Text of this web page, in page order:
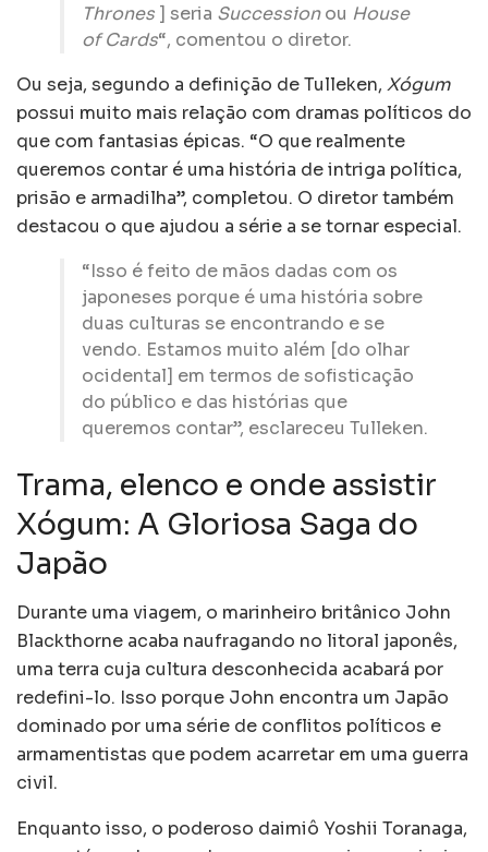
Thrones ] seria Successionou House
of Cards“, comentou o diretor.
Ou seja, segundo a definição de Tulleken, Xógum
possui muito mais relação com dramas políticos do
que com fantasias épicas. “O que realmente
queremos contar é uma história de intriga política,
prisão e armadilha”, completou. O diretor também
destacou o que ajudou a série a se tornar especial.
“Isso é feito de mãos dadas com os
japoneses porque é uma história sobre
duas culturas se encontrando e se
vendo. Estamos muito além [do olhar
ocidental] em termos de sofisticação
do público e das histórias que
queremos contar”, esclareceu Tulleken.
Trama, elenco e onde assistir
Xógum: A Gloriosa Saga do
Japão
Durante uma viagem, o marinheiro britânico John
Blackthorne acaba naufragando no litoral japonês,
uma terra cuja cultura desconhecida acabará por
redefini-lo. Isso porque John encontra um Japão
dominado por uma série de conflitos políticos e
armamentistas que podem acarretar em uma guerra
civil.
Enquanto isso, o poderoso daimiô Yoshii Toranaga,